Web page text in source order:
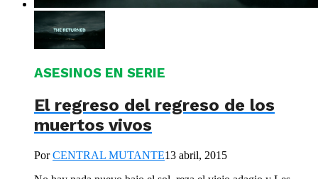
ASESINOS EN SERIE
El regreso del regreso de los
muertos vivos
PorCENTRAL MUTANTE13 abril, 2015